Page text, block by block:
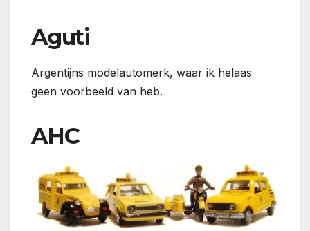
Aguti
Argentijns modelautomerk, waar ik helaas
geen voorbeeld van heb.
AHC